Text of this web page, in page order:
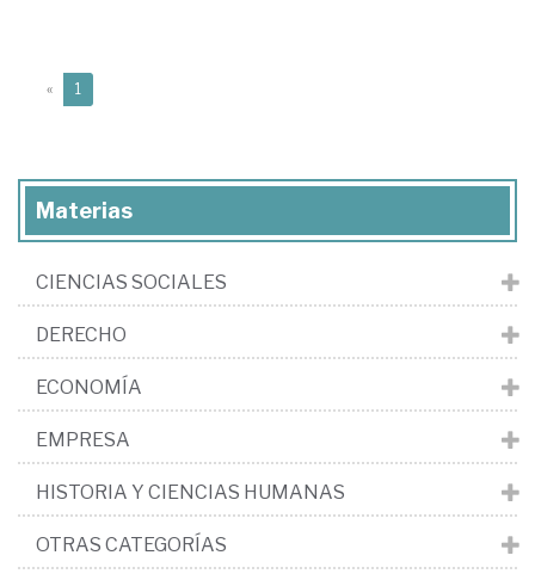
« 1
Materias
CIENCIAS SOCIALES
DERECHO
ECONOMÍA
EMPRESA
HISTORIA Y CIENCIAS HUMANAS
OTRAS CATEGORÍAS